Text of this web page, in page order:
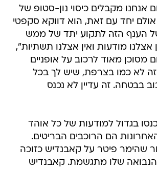
אנחנו מקבלים כיסוי נון-סטופ של
יחד עם זאת, הוא דווקא סקפטי
הענף הזה לתקוע יתד של ממש
אצלנו מודעות ואין אצלנו תשתיות",
מסוכן מאוד לרכוב על אופניים
זה לא כמו בצרפת, שיש לך בכל
בבטחה. זה עדיין לא נכנס
בגדול למודעות של כל אוהד
הם הרוכבים הבריטים.
שהימר פיטר על קאבנדיש כזוכה
שלו מתגשמת. קאבנדיש